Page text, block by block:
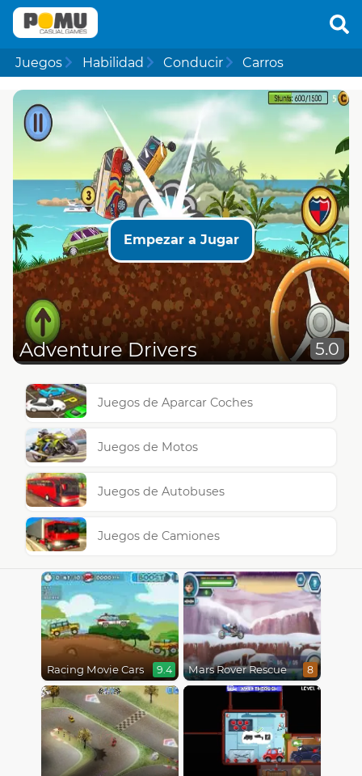
Juegos Habilidad Conducir Carros
Empezar a Jugar
Adventure Drivers 5.0
Juegos de Aparcar Coches
Juegos de Motos
Juegos de Autobuses
Juegos de Camiones
Racing Movie Cars 9.4 Mars Rover Rescue 8